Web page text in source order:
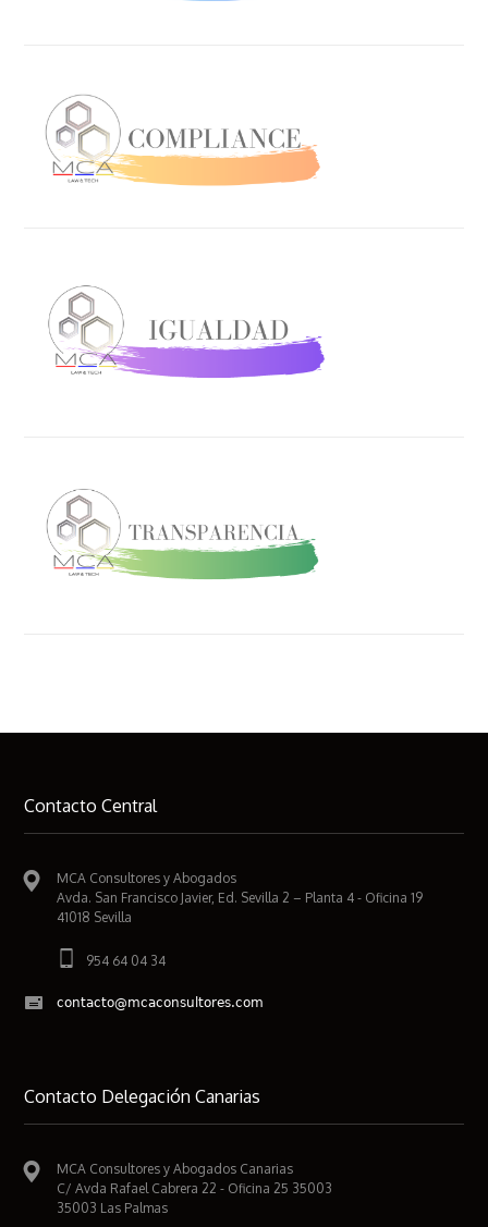
Contacto Central
MCA Consultores y Abogados
Avda. San Francisco Javier, Ed. Sevilla 2 – Planta 4 - Oficina 19
41018 Sevilla
954 64 04 34
contacto@mcaconsultores.com
Contacto Delegación Canarias
MCA Consultores y Abogados Canarias
C/ Avda Rafael Cabrera 22 - Oficina 25 35003
35003 Las Palmas